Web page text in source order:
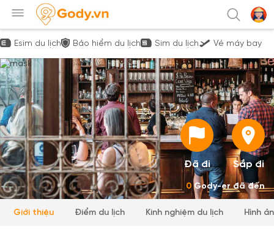
Esim du lịch Bảo hiểm du lịch Sim du lịch Vé máy bay
Đã đi Sắp đi
0 Gody-er đã đến
Giới thiệu Điểm du lịch Kinh nghiệm du lịch Hình